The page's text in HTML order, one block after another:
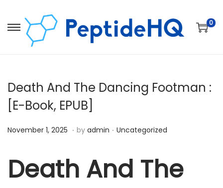
0
Death And The Dancing Footman :
[E-Book, EPUB]
Posted on
November 1, 2025 D
e
. by admin . Posted in
Uncategorized
Death And The